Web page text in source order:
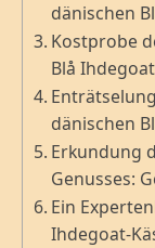
dänischen
Kostprobe
Blå
dänischen
Erkundung
Genusses:
Ein
Ihdegoat-